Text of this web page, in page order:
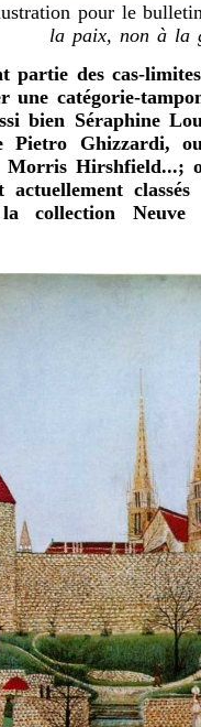
pour le
la paix, non à la
des cas-
une catégorie-
bien Séraphine
Pietro Ghizzardi,
Morris Hirshfield...;
actuellement
collection Neuve